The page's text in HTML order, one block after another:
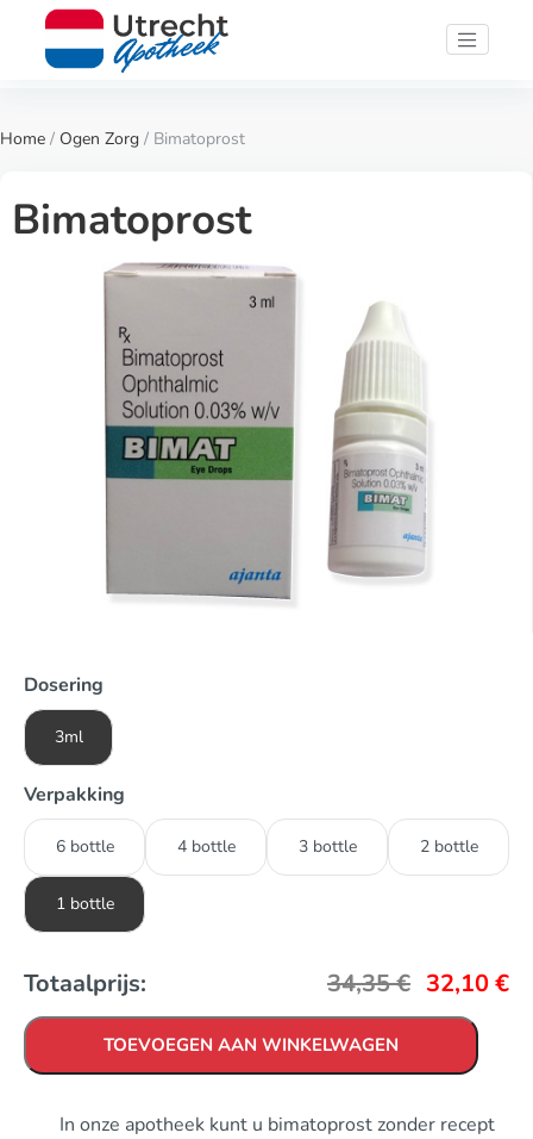
Home / Ogen Zorg / Bimatoprost
Bimatoprost
Dosering
3ml
Verpakking
6 bottle 4 bottle 3 bottle 2 bottle
1 bottle
Totaalprijs: 34,35€ 32,10€
TOEVOEGEN AAN WINKELWAGEN
In onze apotheek kunt u bimatoprost zonder recept